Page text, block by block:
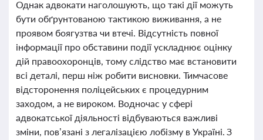
Однак адвокати наголошують, що такі дії можуть
бути обґрунтованою тактикою виживання, а не
проявом боягузтва чи втечі. Відсутність повної
інформації про обставини події ускладнює оцінку
дій правоохоронців, тому слідство має встановити
всі деталі, перш ніж робити висновки. Тимчасове
відсторонення поліцейських є процедурним
заходом, а не вироком. Водночас у сфері
адвокатської діяльності відбуваються важливі
зміни, пов’язані з легалізацією лобізму в Україні. З